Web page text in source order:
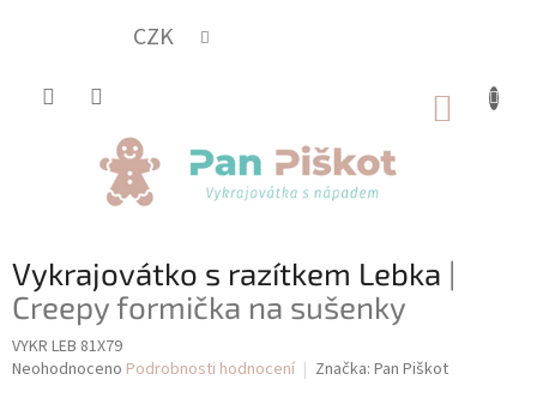
CZK
Vykrajovátko s razítkem Lebka |
Creepy formička na sušenky
VYKR LEB 81X79
Průměrné
Neohodnoceno Podrobnosti hodnocení Značka: Pan Piškot